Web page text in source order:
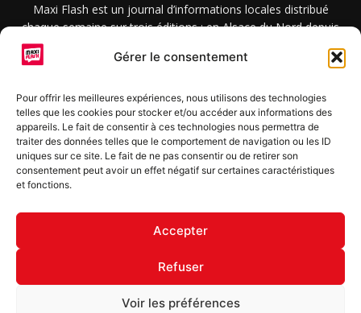
Gérer le consentement
Pour offrir les meilleures expériences, nous utilisons des technologies
telles que les cookies pour stocker et/ou accéder aux informations des
appareils. Le fait de consentir à ces technologies nous permettra de
traiter des données telles que le comportement de navigation ou les ID
uniques sur ce site. Le fait de ne pas consentir ou de retirer son
consentement peut avoir un effet négatif sur certaines caractéristiques
et fonctions.
Accepter
Refuser
Voir les préférences
Maxi Flash est un journal d’informations locales distribué
chaque semaine sur trois éditions : en Alsace du Nord depuis
2015, dans les secteurs d’Obernai-Molsheim-Erstein depuis
2022, et à Colmar, Vignoble et Plaine depuis 2023.
SUIVEZ-NOUS
S'inscrire à la newsletter
© Copyright © 2022 Maxi Flash